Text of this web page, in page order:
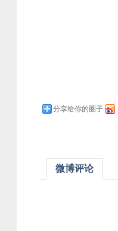
分享给你的圈子
微博评论